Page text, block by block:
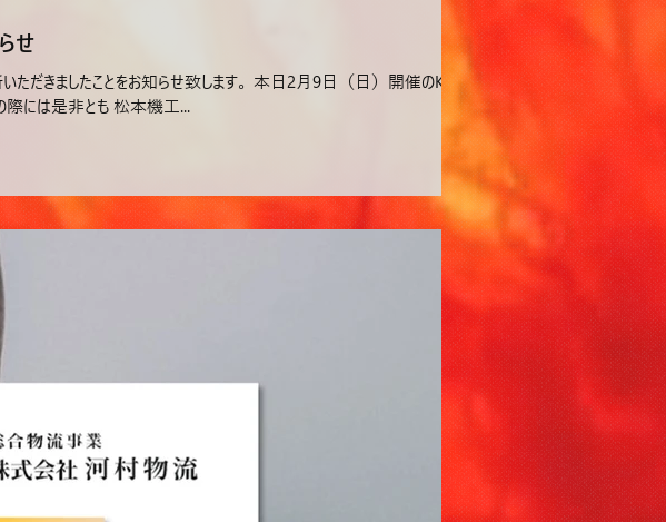
せ
だきましたことをお知らせ致します。 本日2月9日（日）開催のK-1
際には是非とも 松本機工...